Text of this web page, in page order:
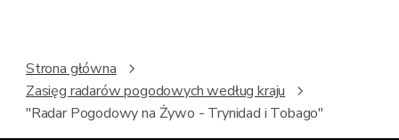
Strona główna
Zasięg radarów pogodowych według kraju
"Radar Pogodowy na Żywo - Trynidad i Tobago"